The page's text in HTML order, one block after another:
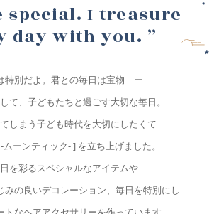
special. I treasure
day with you. ”
別だよ。君との毎日は宝物 ー
て、子どもたちと過ごす大切な毎日。
しまう子ども時代を大切にしたくて
ーンティック- ] を立ち上げました。
を彩るスペシャルなアイテムや
みの良いデコレーション、毎日を特別にし